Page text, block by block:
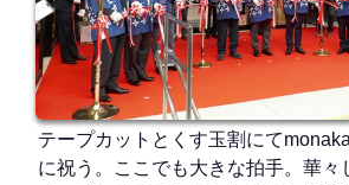
テープカットとくす玉割にて
に祝う。ここでも大きな拍手。華々